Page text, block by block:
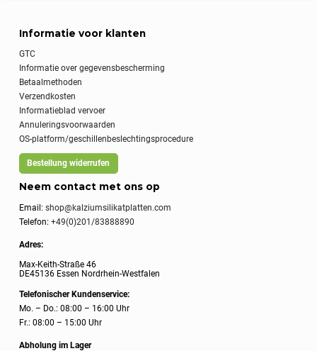
Informatie voor klanten
GTC
Informatie over gegevensbescherming
Betaalmethoden
Verzendkosten
Informatieblad vervoer
Annuleringsvoorwaarden
OS-platform/geschillenbeslechtingsprocedure
Bestellung widerrufen
Neem contact met ons op
Email:shop@kalziumsilikatplatten.com
Telefon:+49(0)201/83888890
Adres:
Max-Keith-Straße 46
DE45136 Essen Nordrhein-Westfalen
Telefonischer Kundenservice:
Mo. – Do.: 08:00 – 16:00 Uhr
Fr.: 08:00 – 15:00 Uhr
Abholung im Lager